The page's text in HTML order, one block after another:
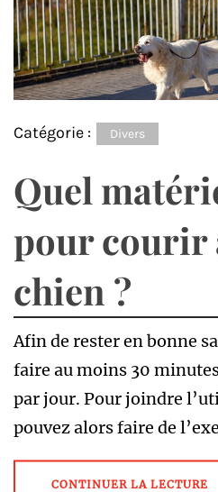
Catégorie : Divers
Quel
pour courir
chien ?
Afin de rester en bonne
faire au moins 30
par jour. Pour joindre
pouvez alors faire de
CONTINUER LA LECTURE